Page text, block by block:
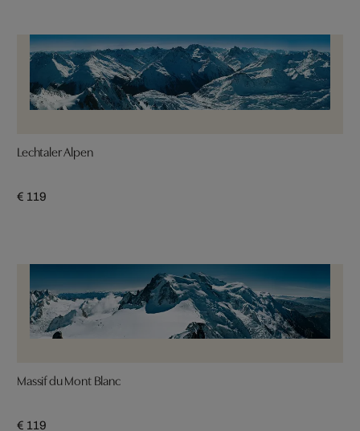
Lechtaler Alpen
€ 119
Massif du Mont Blanc
€ 119